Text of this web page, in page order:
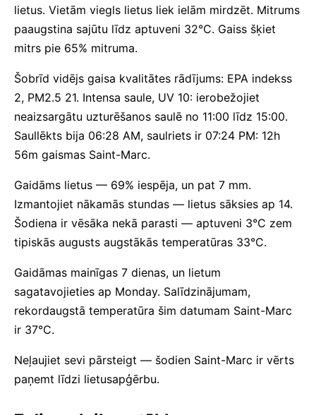
lietus. Vietām viegls lietus liek ielām mirdzēt. Mitrums
paaugstina sajūtu līdz aptuveni 32°C. Gaiss šķiet
mitrs pie 65% mitruma.
Šobrīd vidējs gaisa kvalitātes rādījums: EPA indekss
2, PM2.5 21. Intensa saule, UV 10: ierobežojiet
neaizsargātu uzturēšanos saulē no 11:00 līdz 15:00.
Saullēkts bija 06:28 AM, saulriets ir 07:24 PM: 12h
56m gaismas Saint-Marc.
Gaidāms lietus — 69% iespēja, un pat 7 mm.
Izmantojiet nākamās stundas — lietus sāksies ap 14.
Šodiena ir vēsāka nekā parasti — aptuveni 3°C zem
tipiskās augusts augstākās temperatūras 33°C.
Gaidāmas mainīgas 7 dienas, un lietum
sagatavojieties ap Monday. Salīdzinājumam,
rekordaugstā temperatūra šim datumam Saint-Marc
ir 37°C.
Neļaujiet sevi pārsteigt — šodien Saint-Marc ir vērts
paņemt līdzi lietusapģērbu.